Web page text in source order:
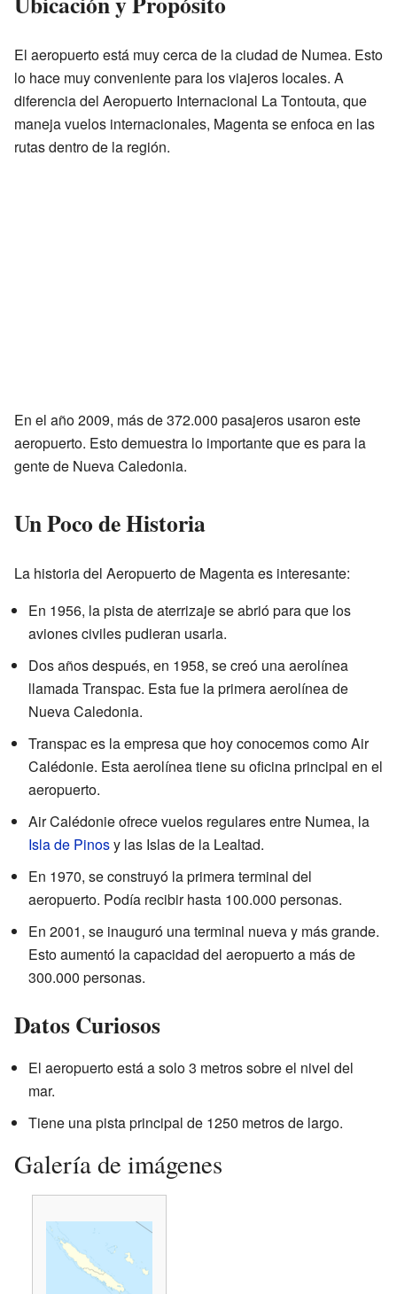
El aeropuerto está muy cerca de la ciudad de Numea. Esto
lo hace muy conveniente para los viajeros locales. A
diferencia del Aeropuerto Internacional La Tontouta, que
maneja vuelos internacionales, Magenta se enfoca en las
rutas dentro de la región.
En el año 2009, más de 372.000 pasajeros usaron este
aeropuerto. Esto demuestra lo importante que es para la
gente de Nueva Caledonia.
Un Poco de Historia
La historia del Aeropuerto de Magenta es interesante:
En 1956, la pista de aterrizaje se abrió para que los
aviones civiles pudieran usarla.
Dos años después, en 1958, se creó una aerolínea
llamada Transpac. Esta fue la primera aerolínea de
Nueva Caledonia.
Transpac es la empresa que hoy conocemos como Air
Calédonie. Esta aerolínea tiene su oficina principal en el
aeropuerto.
Air Calédonie ofrece vuelos regulares entre Numea, la
Isla de Pinosy las Islas de la Lealtad.
En 1970, se construyó la primera terminal del
aeropuerto. Podía recibir hasta 100.000 personas.
En 2001, se inauguró una terminal nueva y más grande.
Esto aumentó la capacidad del aeropuerto a más de
300.000 personas.
Datos Curiosos
El aeropuerto está a solo 3 metros sobre el nivel del
mar.
Tiene una pista principal de 1250 metros de largo.
Galería de imágenes